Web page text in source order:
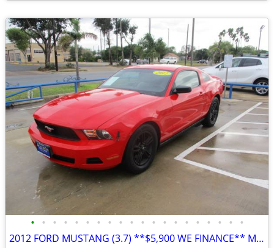
• • • • • • • • • • • • • • • • • • • •
2012 FORD MUSTANG (3.7) **$5,900 WE FINANCE** MENCHACA AUTO SALES